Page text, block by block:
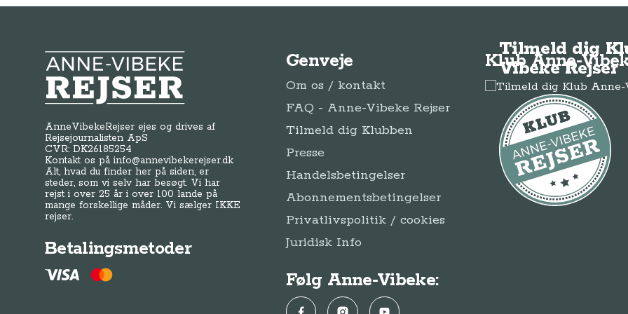
Anne-Vibeke Rejser
AnneVibekeRejser ejes og drives af
Rejsejournalisten ApS
CVR: DK26185254
Kontakt os påinfo@annevibekerejser.dk
Alt, hvad du finder her på siden, er
steder, som vi selv har besøgt. Vi har
rejst i over 25 år i over 100 lande på
mange forskellige måder. Vi sælger IKKE
rejser.
Betalingsmetoder
Genveje
Om os / kontakt
FAQ - Anne-Vibeke Rejser
Tilmeld dig Klubben
Presse
Handelsbetingelser
Abonnementsbetingelser
Privatlivspolitik / cookies
Juridisk Info
Følg Anne-Vibeke:
Klub Anne-
Tilmeld dig
Vibeke Rejser